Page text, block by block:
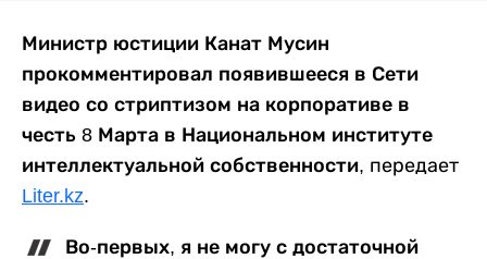
Министр юстиции Канат Мусин
прокомментировал появившееся в Сети
видео со стриптизом на корпоративе в
честь 8 Марта в Национальном институте
интеллектуальной собственности, передает
Liter.kz.
Во-первых, я не могу с достаточной